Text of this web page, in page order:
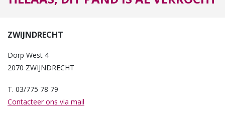
ZWIJNDRECHT
Dorp West 4
2070 ZWIJNDRECHT
T. 03/775 78 79
Contacteer ons via mail